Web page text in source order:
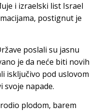
i izraelski list Israel
postignut je
poslali su jasnu
je da neće biti novih
isključivo pod uslovom
napade.
plodom, barem